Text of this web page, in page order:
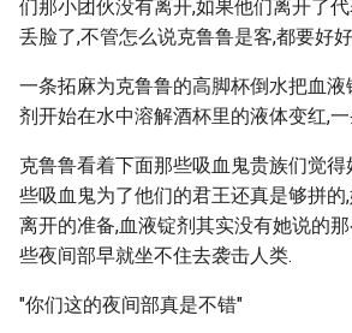
们那小团伙没有离开,如果他们离开了
丢脸了,不管怎么说克鲁鲁是客,都要好
一条拓麻为克鲁鲁的高脚杯倒水把血液
剂开始在水中溶解酒杯里的液体变红,
克鲁鲁看着下面那些吸血鬼贵族们觉
些吸血鬼为了他们的君王还真是够拼
离开的准备,血液锭剂其实没有她说的
些夜间部早就坐不住去袭击人类.
"你们这的夜间部真是不错"